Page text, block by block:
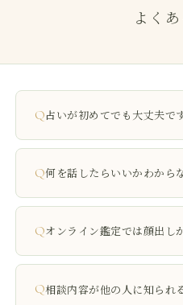
よく
Q占いが初めてでも大丈夫で
もちろんです。初めての方にも
お気持ちを伺いながら進めてい
Q何を話したらいいかわから
大丈夫です。「なんとなくモヤ
い」という状態からでも、一緒
Qオンライン鑑定では顔出し
顔出しは自由です。ご都合のよ
Q相談内容が他の人に知られ